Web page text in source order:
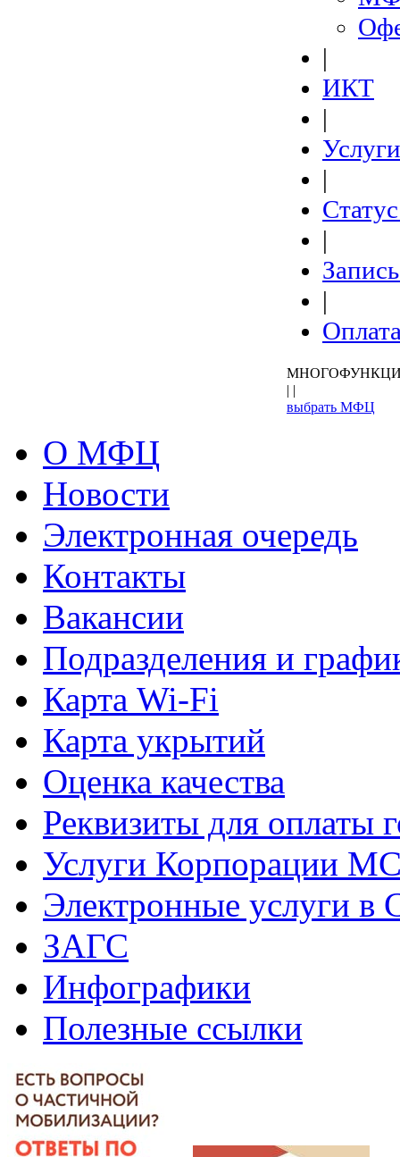
|
ИКТ
|
Услуги
|
|
|
| |
выбрать МФЦ
О МФЦ
Новости
Электронная очередь
Контакты
Вакансии
Подразделения и
Карта Wi-Fi
Карта укрытий
Оценка качества
Реквизиты для оплаты
Услуги Корпорации
Электронные услуги в
ЗАГС
Инфографики
Полезные ссылки